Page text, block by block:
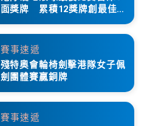
面獎牌 累積12獎牌創最佳成
賽事速遞
殘特奧會輪椅劍擊港隊女子佩
劍團體賽贏銅牌
賽事速遞